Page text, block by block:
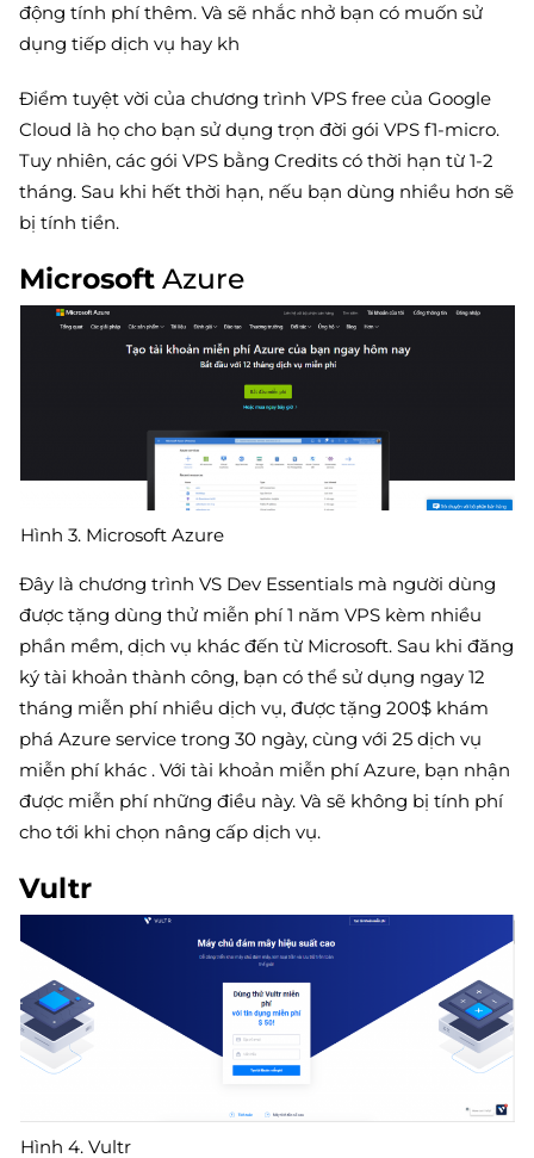
động tính phí thêm. Và sẽ nhắc nhở bạn có muốn sử
dụng tiếp dịch vụ hay kh
Điểm tuyệt vời của chương trình VPS free của Google
Cloud là họ cho bạn sử dụng trọn đời gói VPS f1-micro.
Tuy nhiên, các gói VPS bằng Credits có thời hạn từ 1-2
tháng. Sau khi hết thời hạn, nếu bạn dùng nhiều hơn sẽ
bị tính tiền.
Microsoft Azure
Hình 3. Microsoft Azure
Đây là chương trình VS Dev Essentials mà người dùng
được tặng dùng thử miễn phí 1 năm VPS kèm nhiều
phần mềm, dịch vụ khác đến từ Microsoft. Sau khi đăng
ký tài khoản thành công, bạn có thể sử dụng ngay 12
tháng miễn phí nhiều dịch vụ, được tặng 200$ khám
phá Azure service trong 30 ngày, cùng với 25 dịch vụ
miễn phí khác . Với tài khoản miễn phí Azure, bạn nhận
được miễn phí những điều này. Và sẽ không bị tính phí
cho tới khi chọn nâng cấp dịch vụ.
Vultr
Hình 4. Vultr